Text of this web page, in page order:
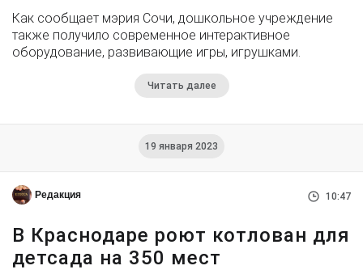
Как сообщает мэрия Сочи, дошкольное учреждение
также получило современное интерактивное
оборудование, развивающие игры, игрушками.
Читать далее
19 января 2023
Редакция 10:47
В Краснодаре роют котлован для
детсада на 350 мест